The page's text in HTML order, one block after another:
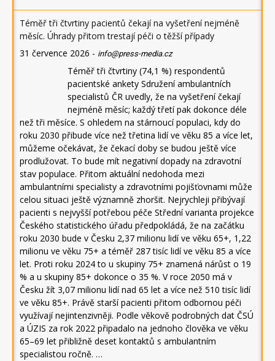
Téměř tři čtvrtiny pacientů čekají na vyšetření nejméně
měsíc. Úhrady přitom trestají péči o těžší případy
31 července 2026 - info@press-media.cz
Téměř tři čtvrtiny (74,1 %) respondentů
pacientské ankety Sdružení ambulantních
specialistů ČR uvedly, že na vyšetření čekají
nejméně měsíc; každý třetí pak dokonce déle
než tři měsíce. S ohledem na stárnoucí populaci, kdy do
roku 2030 přibude více než třetina lidí ve věku 85 a více let,
můžeme očekávat, že čekací doby se budou ještě více
prodlužovat. To bude mít negativní dopady na zdravotní
stav populace. Přitom aktuální nedohoda mezi
ambulantními specialisty a zdravotními pojišťovnami může
celou situaci ještě významně zhoršit. Nejrychleji přibývají
pacienti s nejvyšší potřebou péče Střední varianta projekce
Českého statistického úřadu předpokládá, že na začátku
roku 2030 bude v Česku 2,37 milionu lidí ve věku 65+, 1,22
milionu ve věku 75+ a téměř 287 tisíc lidí ve věku 85 a více
let. Proti roku 2024 to u skupiny 75+ znamená nárůst o 19
% a u skupiny 85+ dokonce o 35 %. V roce 2050 má v
Česku žít 3,07 milionu lidí nad 65 let a více než 510 tisíc lidí
ve věku 85+. Právě starší pacienti přitom odbornou péči
využívají nejintenzivněji. Podle věkově podrobných dat ČSÚ
a ÚZIS za rok 2022 připadalo na jednoho člověka ve věku
65–69 let přibližně deset kontaktů s ambulantním
specialistou ročně. …